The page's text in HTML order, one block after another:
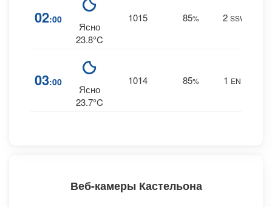
02:00
Ясно
23.8°C
1015 85% 2 SSW
03:00
Ясно
23.7°C
1014 85% 1 ENE
Веб-камеры Кастельона